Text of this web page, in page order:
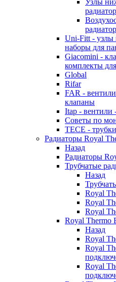
Узлы
Uni-Fitt - узлы
наборы для
Giacomini -
комплекты
Global
Rifar
FAR -
клапаны
Itap - вентили
Советы по
TECE -
Радиаторы Royal
Назад
Радиаторы
Трубчатые
Назад
Royal
Royal
Royal
Royal Thermo
Назад
Royal
Royal
Royal